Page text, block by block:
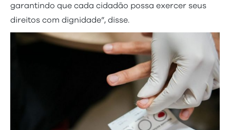
garantindo que cada cidadão possa exercer seus
direitos com dignidade”, disse.